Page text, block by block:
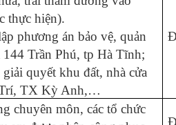
thực hiện).
phương án bảo vệ, quản
Trần Phú, tp Hà Tĩnh;
quyết khu đất, nhà cửa
TX Kỳ Anh,…
chuyên môn, các tổ chức